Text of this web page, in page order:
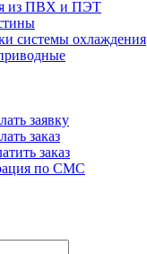
из ПВХ и ПЭТ
системы охлаждения
заявку
заказ
заказ
по СМС